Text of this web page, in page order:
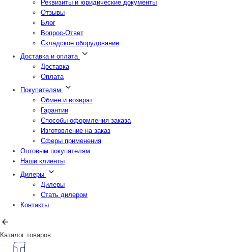
Реквизиты и юридические документы
Отзывы
Блог
Вопрос-Ответ
Складское оборудование
Доставка и оплата
Доставка
Оплата
Покупателям
Обмен и возврат
Гарантии
Способы оформления заказа
Изготовление на заказ
Сферы применения
Оптовым покупателям
Наши клиенты
Дилеры
Дилеры
Стать дилером
Контакты
Каталог товаров